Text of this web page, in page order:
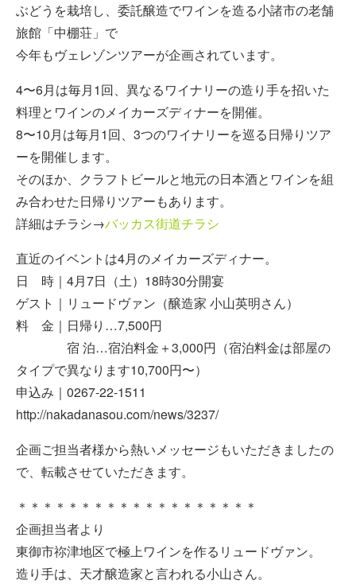
ぶどうを栽培し、委託醸造でワインを造る小諸市の老舗
旅館「中棚荘」で
今年もヴェレゾンツアーが企画されています。
4〜6月は毎月1回、異なるワイナリーの造り手を招いた
料理とワインのメイカーズディナーを開催。
8〜10月は毎月1回、3つのワイナリーを巡る日帰りツア
ーを開催します。
そのほか、クラフトビールと地元の日本酒とワインを組
み合わせた日帰りツアーもあります。
詳細はチラシ→バッカス街道チラシ
直近のイベントは4月のメイカーズディナー。
日 時｜4月7日（土）18時30分開宴
ゲスト｜リュードヴァン（醸造家 小山英明さん）
料 金｜日帰り…7,500円
宿 泊…宿泊料金＋3,000円（宿泊料金は部屋の
タイプで異なります10,700円〜）
申込み｜0267-22-1511
http://nakadanasou.com/news/3237/
企画ご担当者様から熱いメッセージもいただきましたの
で、転載させていただきます。
＊＊＊＊＊＊＊＊＊＊＊＊＊＊＊＊＊＊＊
企画担当者より
東御市祢津地区で極上ワインを作るリュードヴァン。
造り手は、天才醸造家と言われる小山さん。